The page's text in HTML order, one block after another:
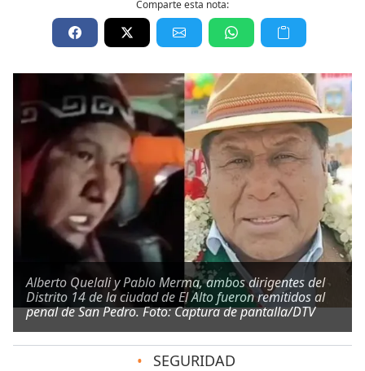
Comparte esta nota:
Alberto Quelali y Pablo Merma, ambos dirigentes del
Distrito 14 de la ciudad de El Alto fueron remitidos al
penal de San Pedro. Foto: Captura de pantalla/DTV
• SEGURIDAD